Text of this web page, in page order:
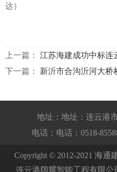
达）
上一篇： 江苏海建成功中标连云
下一篇： 新沂市合沟沂河大桥桥
地址：地址：连云港
电话：电话：0518-
Copyright © 2012-2021 海
连云港阔耀智能工程有限公